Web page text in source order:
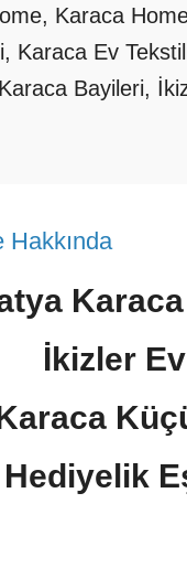
Karaca
Karaca Ev
Bayileri,
Hakkında
İkizler
Hediyelik